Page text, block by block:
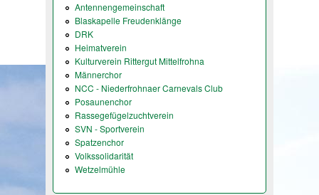
Antennengemeinschaft
Blaskapelle Freudenklänge
DRK
Heimatverein
Kulturverein Rittergut Mittelfrohna
Männerchor
NCC - Niederfrohnaer Carnevals Club
Posaunenchor
Rassegefügelzuchtverein
SVN - Sportverein
Spatzenchor
Volkssolidarität
Wetzelmühle